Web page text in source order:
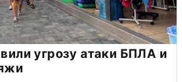
угрозу атаки БПЛА и